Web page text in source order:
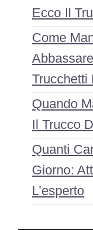
Ecco Il
Come
Trucchetti
Quando
Il Trucco
Quanti
Giorno:
L’esperto